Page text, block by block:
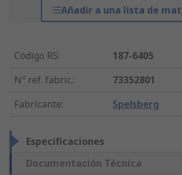
Añadir a una lista de
Código RS:
187-6405
Nº ref. fabric.:
73352801
Fabricante: Spelsberg
Especificaciones
Documentación Técnica